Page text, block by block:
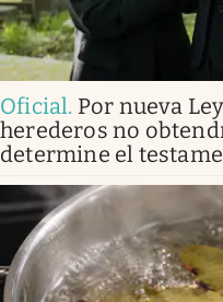
Oficial. Por nueva
herederos no
determine el